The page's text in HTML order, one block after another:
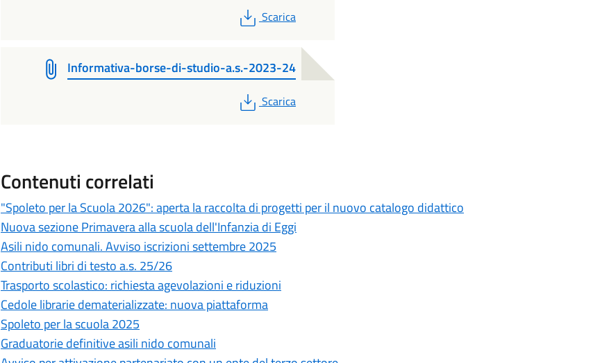
PDF
Scarica
Informativa-borse-di-studio-a.s.-2023-24
PDF
Scarica
Contenuti correlati
"Spoleto per la Scuola 2026": aperta la raccolta di progetti per il nuovo catalogo didattico
Nuova sezione Primavera alla scuola dell'Infanzia di Eggi
Asili nido comunali. Avviso iscrizioni settembre 2025
Contributi libri di testo a.s. 25/26
Trasporto scolastico: richiesta agevolazioni e riduzioni
Cedole librarie dematerializzate: nuova piattaforma
Spoleto per la scuola 2025
Graduatorie definitive asili nido comunali